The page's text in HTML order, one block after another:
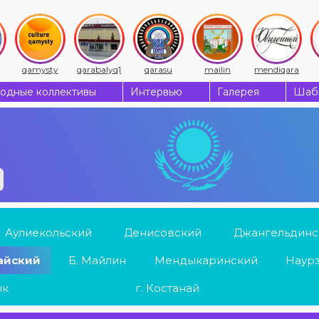
qamysty qarabalyq1 qarasu mailin mendiqara
коллективы Интервью Галерея
Аулиекольский Денисовский
Б. Майлин Мендыкаринский
г. Костанай